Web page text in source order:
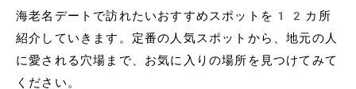
海老名デートで訪れたいおすすめスポットを12カ所
紹介していきます。定番の人気スポットから、地元の人
に愛される穴場まで、お気に入りの場所を見つけてみて
ください。